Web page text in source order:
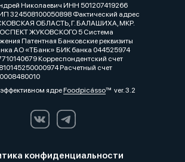
Николаевич ИНН 501207419266
324508100050898 Фактический адрес
ОБЛАСТЬ, Г. БАЛАШИХА, МКР.
ЖУКОВСКОГО 5 Система
Патентная Банковские реквизиты
АО «ТБанк» БИК банка 044525974
Корреспондентский счет
Расчетный счет
ядреFoodpicássover. 3.2
конфиденциальности